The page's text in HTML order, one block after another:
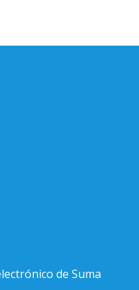
de Suma